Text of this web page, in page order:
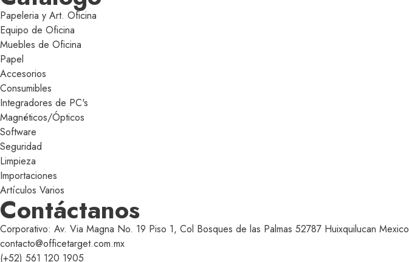
Papeleria y Art. Oficina
Equipo de Oficina
Muebles de Oficina
Papel
Accesorios
Consumibles
Integradores de PC's
Magnéticos/Ópticos
Software
Seguridad
Limpieza
Importaciones
Artículos Varios
Contáctanos
Corporativo: Av. Via Magna No. 19 Piso 1, Col Bosques de las Palmas 52787 Huixquilucan Mexico
contacto@officetarget.com.mx
(+52) 561 120 1905